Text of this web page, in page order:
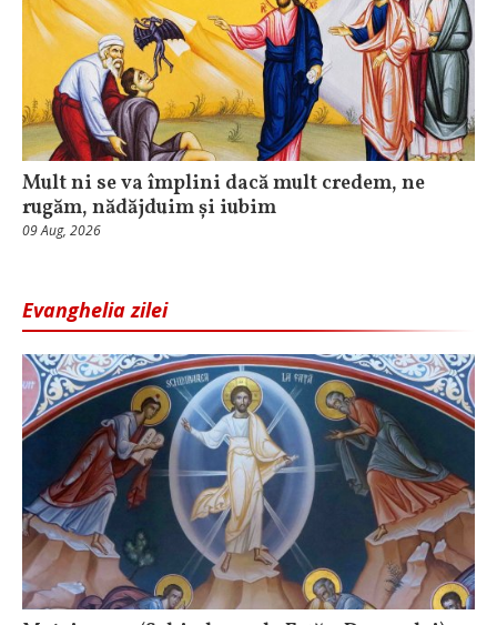
Mult ni se va împlini dacă mult credem, ne
rugăm, nădăjduim și iubim
09 Aug, 2026
Evanghelia zilei